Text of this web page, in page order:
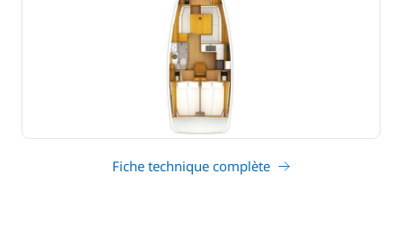
Fiche technique complète